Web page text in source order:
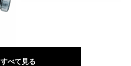
すべて見る